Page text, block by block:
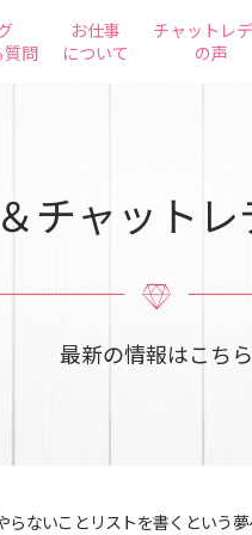
質問
お仕事
について
チャットレ
の声
チャット
最新の情報はこちら
らないことリストを書くという